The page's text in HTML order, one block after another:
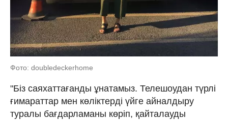
Фото: doubledeckerhome
"Біз саяхаттағанды ұнатамыз. Телешоудан түрлі
ғимараттар мен көліктерді үйге айналдыру
туралы бағдарламаны көріп, қайталауды